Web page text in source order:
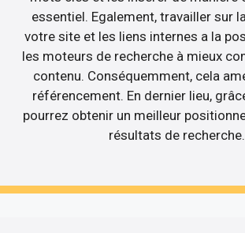
essentiel. Egalement, travailler sur
votre site et les liens internes a la
les moteurs de recherche à mieux
contenu. Conséquemment, cela
référencement. En dernier lieu,
pourrez obtenir un meilleur
résultats de recherche.